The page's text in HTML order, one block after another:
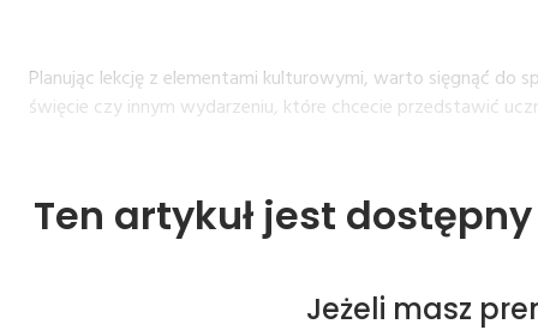
Planując lekcję z elementami kulturowymi, warto sięgnąć do
święcie czy innym wydarzeniu, które chcecie przedstawić
Ten artykuł jest
Jeżeli masz